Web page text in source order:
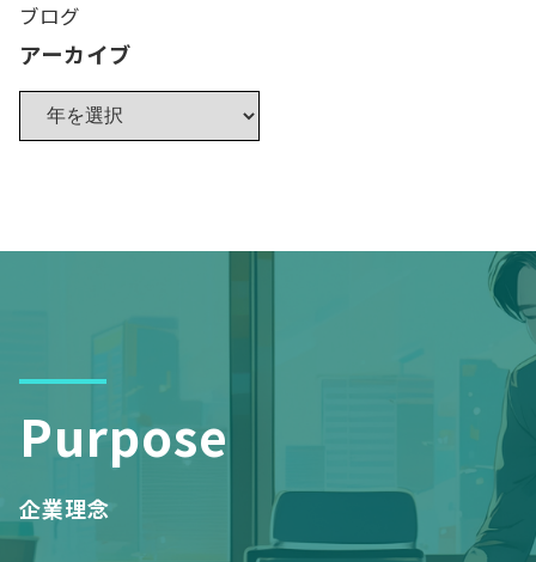
ブログ
アーカイブ
Purpose
企業理念